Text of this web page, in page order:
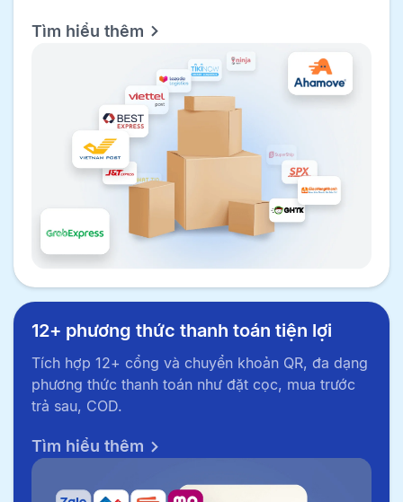
Tìm hiểu thêm
12+ phương thức thanh toán tiện lợi
Tích hợp 12+ cổng và chuyển khoản QR, đa dạng
phương thức thanh toán như đặt cọc, mua trước
trả sau, COD.
Tìm hiểu thêm